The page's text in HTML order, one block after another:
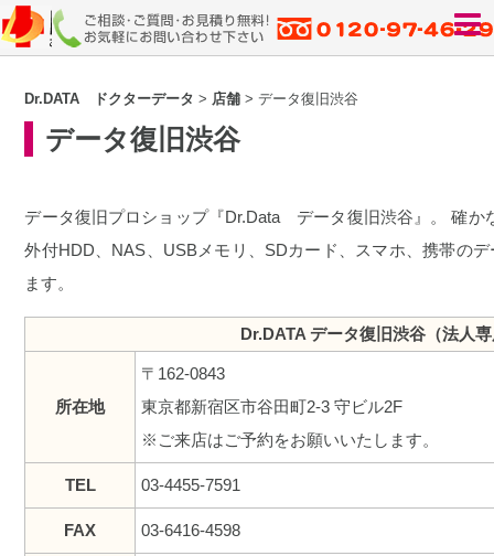
Dr.DATA ドクターデータ > 店舗 >データ復旧渋谷
データ復旧渋谷
データ復旧プロショップ『Dr.Data データ復旧渋谷』。 確か
外付HDD、NAS、USBメモリ、SDカード、スマホ、携帯の
ます。
Dr.DATA データ復旧渋谷（法人
所在地
〒162-0843
東京都新宿区市谷田町2-3 守ビル2F
※ご来店はご予約をお願いいたします。
TEL 03-4455-7591
FAX 03-6416-4598